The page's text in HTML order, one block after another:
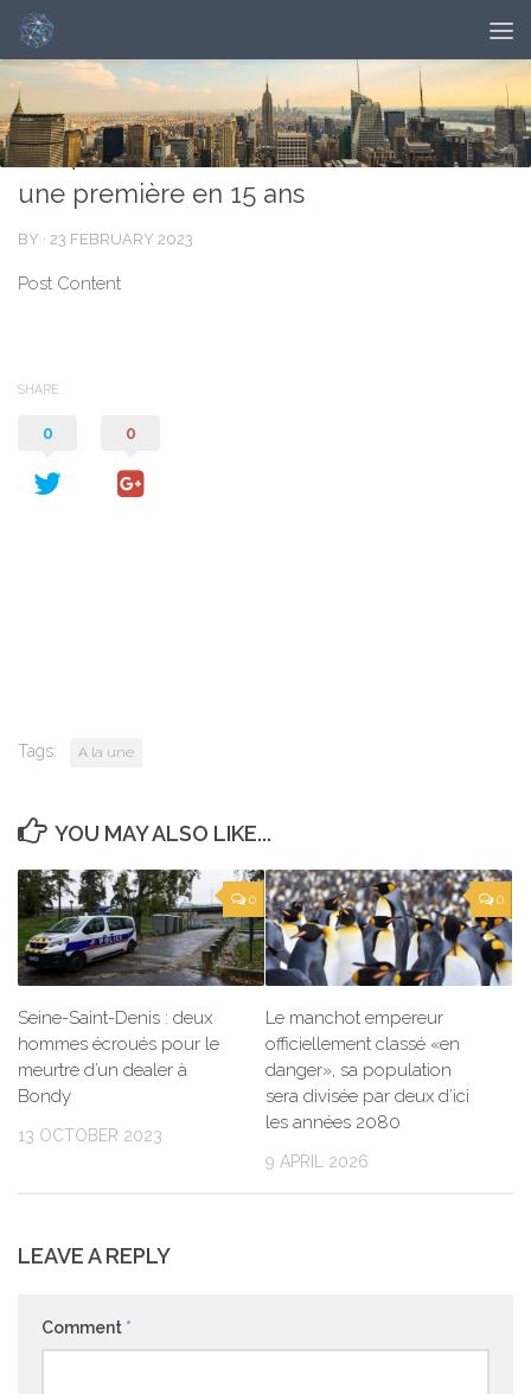
NOUVELLES 0
Afrique du Sud : un mort du choléra,
une première en 15 ans
BY · 23 FEBRUARY 2023
Post Content
SHARE
0 0
Tags: A la une
YOU MAY ALSO LIKE...
0
Seine-Saint-Denis : deux
hommes écroués pour le
meurtre d’un dealer à
Bondy
13 OCTOBER 2023
0
Le manchot empereur
officiellement classé «en
danger», sa population
sera divisée par deux d’ici
les années 2080
9 APRIL 2026
LEAVE A REPLY
Comment *